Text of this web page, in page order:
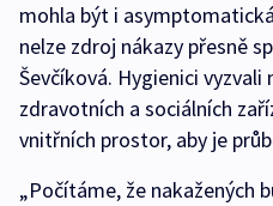
mohla být i
nelze zdroj nákazy přesně
Ševčíková. Hygienici
zdravotních a sociálních
vnitřních prostor, aby je
„Počítáme, že nakažených